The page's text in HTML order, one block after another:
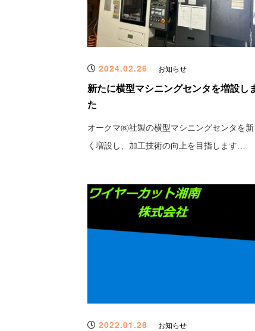
2024.02.26 お知らせ
新たに横型マシニングセンタを増設し
た
オークマ㈱社製の横型マシニングセンタを新
く増設し、加工技術の向上を目指します…
2022.01.28 お知らせ